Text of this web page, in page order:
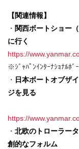
【関連情報】
・ 関西ボートショー（
に行く
https://
※ｼﾞｬﾊﾟﾝｲﾝﾀｰﾅｼｮﾅﾙﾎ
・ 日本ボートオブザ
ジを見る
https://
・ 北欧のトローラー
創的なフォルム